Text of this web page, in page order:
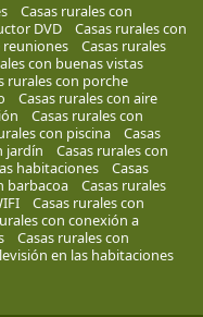
Casas rurales con
DVD
Casas rurales con
reuniones
Casas rurales
con buenas vistas
rurales con porche
Casas rurales con aire
Casas rurales con
con piscina
Casas
jardín
Casas rurales con
habitaciones
Casas
barbacoa
Casas rurales
Casas rurales con
con conexión a
Casas rurales con
en las habitaciones